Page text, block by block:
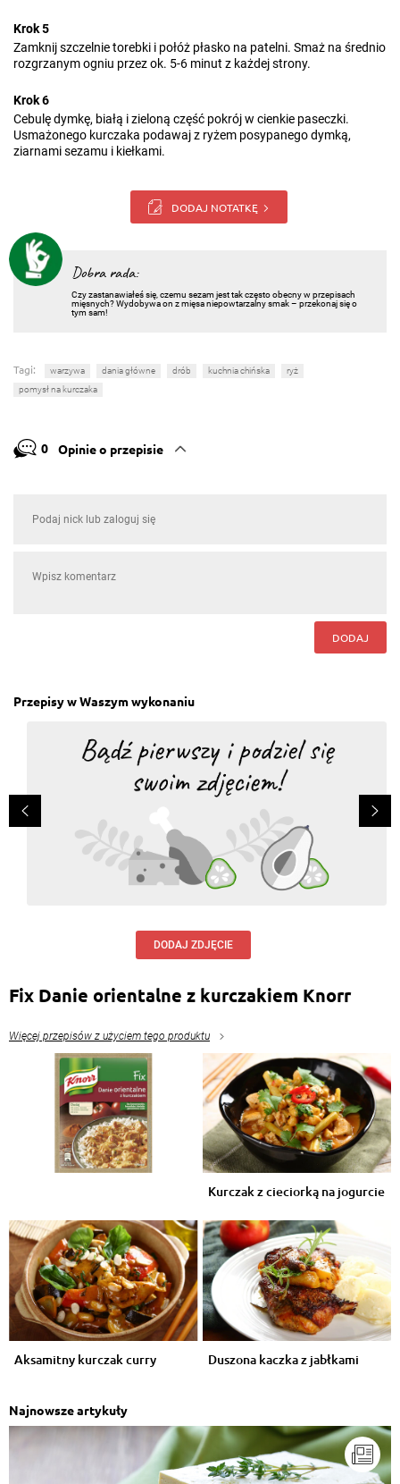
Krok 5
Zamknij szczelnie torebki i połóż płasko na patelni. Smaż na średnio
rozgrzanym ogniu przez ok. 5-6 minut z każdej strony.
Krok 6
Cebulę dymkę, białą i zieloną część pokrój w cienkie paseczki.
Usmażonego kurczaka podawaj z ryżem posypanego dymką,
ziarnami sezamu i kiełkami.
DODAJ NOTATKĘ
Dobra rada:
Czy zastanawiałeś się, czemu sezam jest tak często obecny w przepisach
mięsnych? Wydobywa on z mięsa niepowtarzalny smak – przekonaj się o
tym sam!
Tagi: warzywa dania główne drób kuchnia chińska
ryż
pomysł na kurczaka
0 Opinie o przepisie
DODAJ
Przepisy w Waszym wykonaniu
DODAJ ZDJĘCIE
Fix Danie orientalne z kurczakiem Knorr
Więcej przepisów z użyciem tego produktu
Kurczak z cieciorką na jogurcie
Aksamitny kurczak curry Duszona kaczka z jabłkami
Najnowsze artykuły